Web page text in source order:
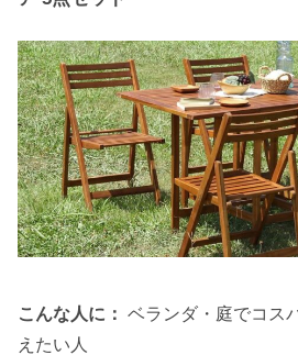
こんな人に： ベランダ・庭でコス
えたい人